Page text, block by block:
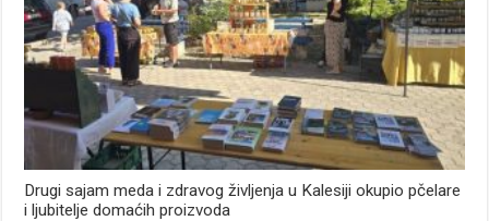
Drugi sajam meda i zdravog življenja u Kalesiji okupio pčelare
i ljubitelje domaćih proizvoda